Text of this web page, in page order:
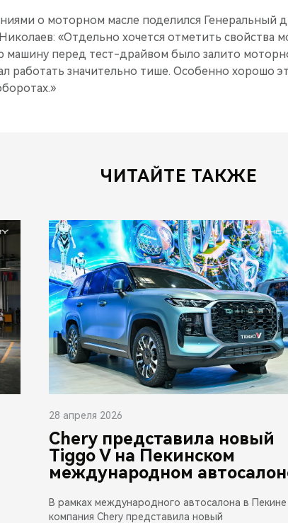
о моторном масле поделился Генеральный
«Отдельно хочется отметить свойства
машину перед тест-драйвом было залито
работать значительно тише. Особенно хорошо
ЧИТАЙТЕ ТАКЖЕ
28 апреля 2026
Chery представила новый
Tiggo V на Пекинском
международном
В рамках международного автосалона в Пекине
компания Chery представила новый